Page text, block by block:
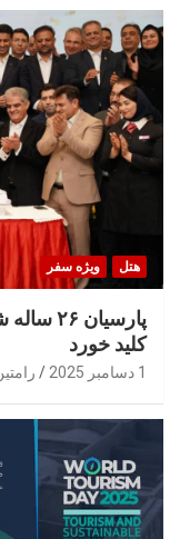
هتل ویژه سفر
کلید خورد
1 دسامبر 2025